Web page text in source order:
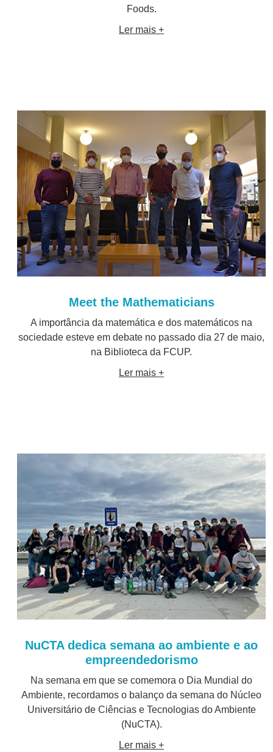
Foods.
Ler mais +
Meet the Mathematicians
A importância da matemática e dos matemáticos na
sociedade esteve em debate no passado dia 27 de maio,
na Biblioteca da FCUP.
Ler mais +
NuCTA dedica semana ao ambiente e ao
empreendedorismo
Na semana em que se comemora o Dia Mundial do
Ambiente, recordamos o balanço da semana do Núcleo
Universitário de Ciências e Tecnologias do Ambiente
(NuCTA).
Ler mais +